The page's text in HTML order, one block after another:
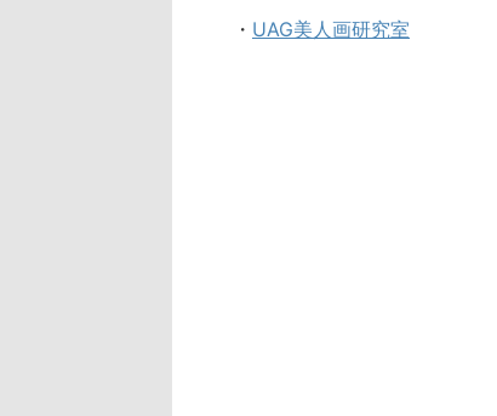
・ UAG美人画研究室